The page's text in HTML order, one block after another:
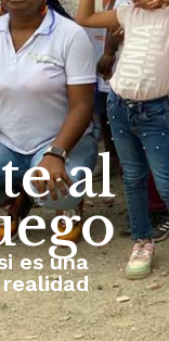
al
es una
realidad